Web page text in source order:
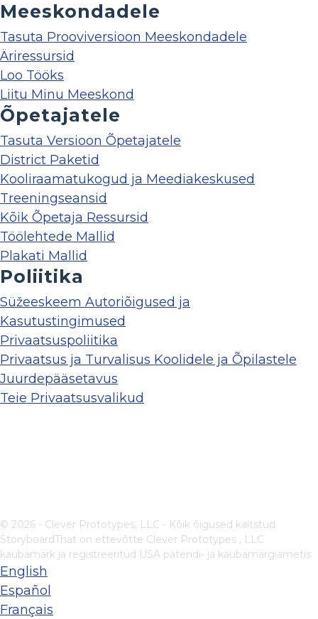
Meeskondadele
Tasuta Prooviversioon Meeskondadele
Äriressursid
Loo Tööks
Liitu Minu Meeskond
Õpetajatele
Tasuta Versioon Õpetajatele
District Paketid
Kooliraamatukogud ja Meediakeskused
Treeningseansid
Kõik Õpetaja Ressursid
Töölehtede Mallid
Plakati Mallid
Poliitika
Süžeeskeem Autoriõigused ja
Kasutustingimused
Privaatsuspoliitika
Privaatsus ja Turvalisus Koolidele ja Õpilastele
Juurdepääsetavus
Teie Privaatsusvalikud
© 2026 - Clever Prototypes, LLC - Kõik õigused kaitstud.
StoryboardThat on ettevõtte Clever Prototypes , LLC
kaubamärk ja registreeritud USA patendi- ja kaubamärgiametis
English
Español
Français